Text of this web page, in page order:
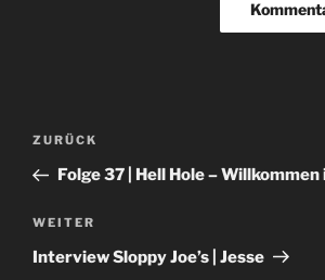
Beitragsnavigation
Vorheriger
Beitrag
ZURÜCK
Folge 37 | Hell Hole –
Nächster
Beitrag
WEITER
Interview Sloppy Joe’s | Jesse